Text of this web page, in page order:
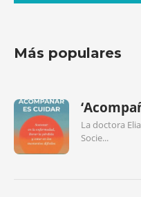
Más populares
La doctora
Socie...